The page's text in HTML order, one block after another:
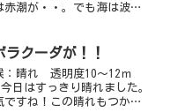
赤潮が・・。でも海は波も
リマッチョになってました
ラクーダが！！
：晴れ 透明度10～12ｍ
日はすっきり晴れました。
ですね！この晴れもつかの